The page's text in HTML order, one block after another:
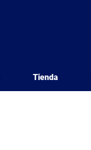
Tienda